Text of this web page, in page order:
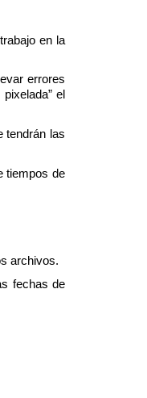
en la
errores
el
las
tiempos de
archivos.
fechas de